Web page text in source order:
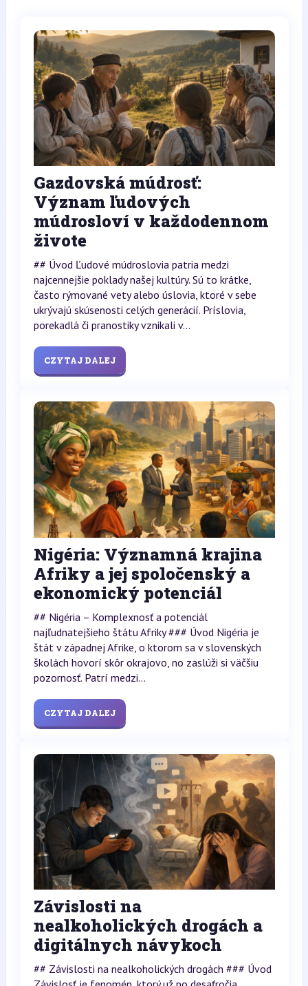
Gazdovská múdrosť:
Význam ľudových
múdrosloví v každodennom
živote
## Úvod Ľudové múdroslovia patria medzi
najcennejšie poklady našej kultúry. Sú to krátke,
často rýmované vety alebo úslovia, ktoré v sebe
ukrývajú skúsenosti celých generácií. Príslovia,
porekadlá či pranostiky vznikali v...
CZYTAJ DALEJ
Nigéria: Významná krajina
Afriky a jej spoločenský a
ekonomický potenciál
## Nigéria – Komplexnosť a potenciál
najľudnatejšieho štátu Afriky ### Úvod Nigéria je
štát v západnej Afrike, o ktorom sa v slovenských
školách hovorí skôr okrajovo, no zaslúži si väčšiu
pozornosť. Patrí medzi...
CZYTAJ DALEJ
Závislosti na
nealkoholických drogách a
digitálnych návykoch
## Závislosti na nealkoholických drogách ### Úvod